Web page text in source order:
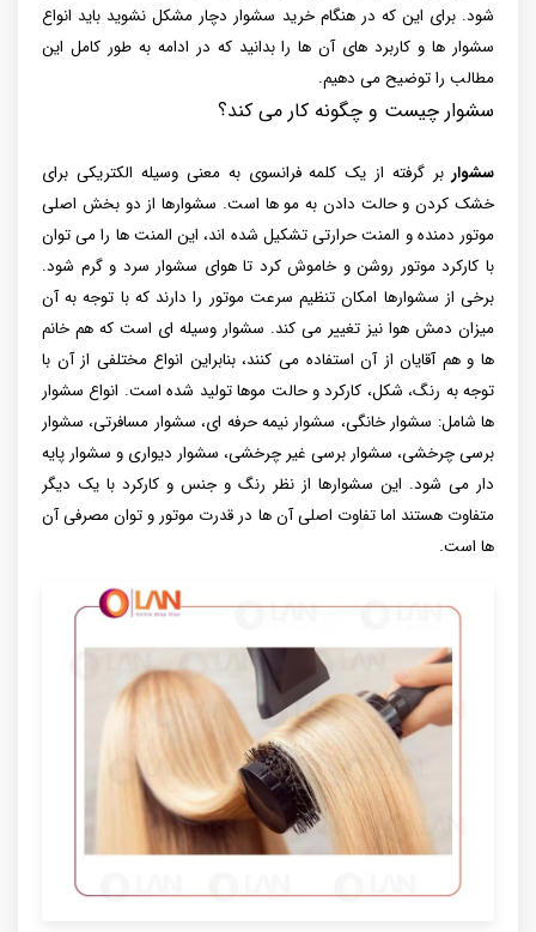
شود. برای این که در هنگام خرید سشوار دچار مشکل نشوید باید انواع
سشوار ها و کاربرد های آن ها را بدانید که در ادامه به طور کامل این
مطالب را توضیح می دهیم.
سشوار چیست و چگونه کار می کند؟
سشوار بر گرفته از یک کلمه فرانسوی به معنی وسیله الکتریکی برای
خشک کردن و حالت دادن به مو ها است. سشوارها از دو بخش اصلی
موتور دمنده و المنت حرارتی تشکیل شده اند، این المنت ها را می توان
با کارکرد موتور روشن و خاموش کرد تا هوای سشوار سرد و گرم شود.
برخی از سشوارها امکان تنظیم سرعت موتور را دارند که با توجه به آن
میزان دمش هوا نیز تغییر می کند. سشوار وسیله ای است که هم خانم
ها و هم آقایان از آن استفاده می کنند، بنابراین انواع مختلفی از آن با
توجه به رنگ، شکل، کارکرد و حالت موها تولید شده است. انواع سشوار
ها شامل: سشوار خانگی، سشوار نیمه حرفه ای، سشوار مسافرتی، سشوار
برسی چرخشی، سشوار برسی غیر چرخشی، سشوار دیواری و سشوار پایه
دار می شود. این سشوارها از نظر رنگ و جنس و کارکرد با یک دیگر
متفاوت هستند اما تفاوت اصلی آن ها در قدرت موتور و توان مصرفی آن
ها است.